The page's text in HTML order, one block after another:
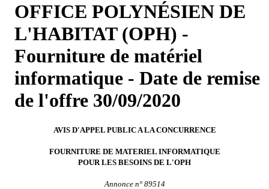
OFFICE POLYNÉSIEN DE
L'HABITAT (OPH) -
Fourniture de matériel
informatique - Date de remise
de l'offre 30/09/2020
AVIS D'APPEL PUBLIC A LA CONCURRENCE
FOURNITURE DE MATERIEL INFORMATIQUE
POUR LES BESOINS DE L'OPH
Annonce n° 89514